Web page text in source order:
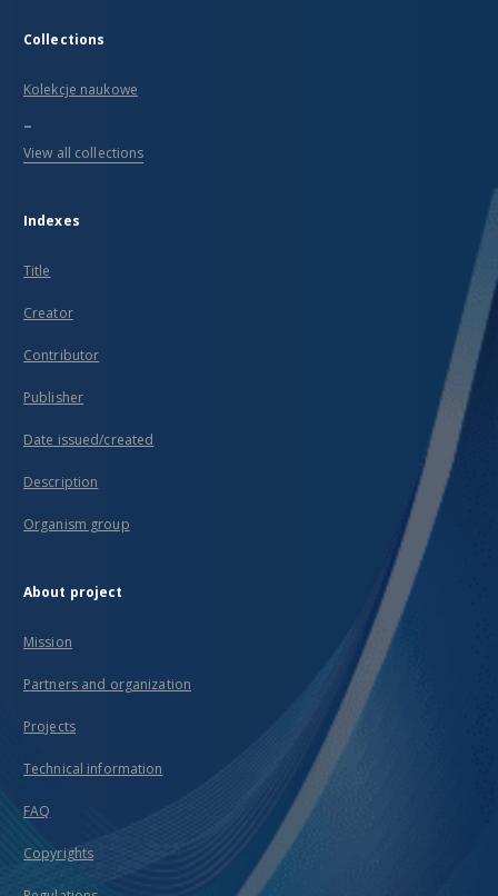
Collections
Kolekcje naukowe
...
View all collections
Indexes
Title
Creator
Contributor
Publisher
Date issued/created
Description
Organism group
About project
Mission
Partners and organization
Projects
Technical information
FAQ
Copyrights